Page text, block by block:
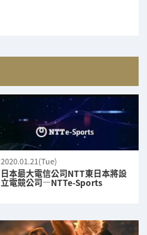
2020.01.21(Tue)
日本最大電信公司NTT東日本將設
立電競公司—NTTe-Sports